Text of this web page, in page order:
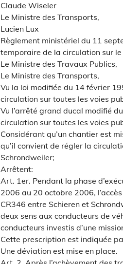
Claude Wiseler
Le Ministre des Transports,
Lucien Lux
Règlement ministériel du 11
temporaire de la circulation sur
Le Ministre des Travaux Publics,
Le Ministre des Transports,
Vu la loi modifiée du 14 février
circulation sur toutes les voies
Vu l’arrêté grand ducal modifié
circulation sur toutes les voies
Considérant qu’un chantier est
qu’il convient de régler la
Schrondweiler;
Arrêtent:
Art. 1er. Pendant la phase
2006 au 20 octobre 2006,
CR346 entre Schieren et
deux sens aux conducteurs de
conducteurs investis d’une
Cette prescription est indiquée
Une déviation est mise en place.